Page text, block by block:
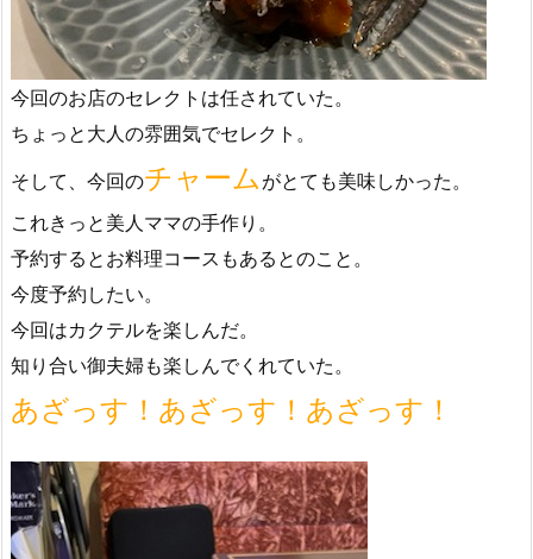
今回のお店のセレクトは任されていた。
ちょっと大人の雰囲気でセレクト。
そして、今回のチャーム がとても美味しかった。
これきっと美人ママの手作り。
予約するとお料理コースもあるとのこと。
今度予約したい。
今回はカクテルを楽しんだ。
知り合い御夫婦も楽しんでくれていた。
あざっす！あざっす！あざっす！